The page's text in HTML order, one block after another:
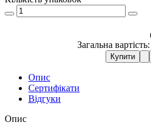
Загальна вартість:
Купити
Опис
Сертифікати
Відгуки
Опис